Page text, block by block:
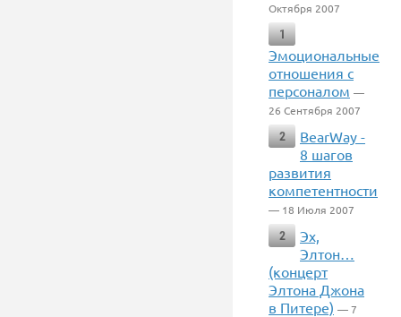
Октября 2007
1
Эмоциональные
отношения с
персоналом —
26 Сентября 2007
2
BearWay -
8 шагов
развития
компетентности
— 18 Июля 2007
2
Эх,
Элтон…
(концерт
Элтона Джона
в Питере) — 7